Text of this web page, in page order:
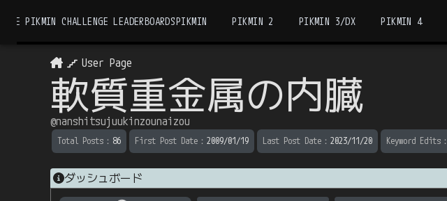
THE PIKMIN CHALLENGE LEADERBOARDSPIKMIN PIKMIN 2 PIKMIN 3/DX PIKMIN 4
User Page
軟質重金属の内臓
@nanshitsujuukinzounaizou
Total Posts ： 86 First Post Date ： 2009/01/19 Last Post Date ： 2023/11/20 Keyword Edits ：
ダッシュボード